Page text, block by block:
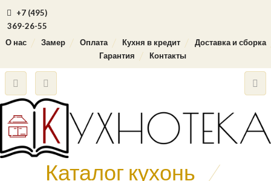
+7 (495)
369-26-55
О нас
Замер Оплата Кухня в кредит
Доставка и сборка
Гарантия
Контакты
Каталог кухонь /